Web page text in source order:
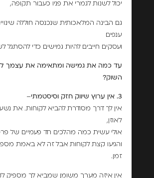
יכול לשנות לגמרי את פניו כעבור תקופה,
גם הבינה המלאכותית שנכנסה חוללה
ענפים
ועסקים חייבים להיות גמישים כדי להסתגל
עד כמה את גמישה ומתאימה את עצמך
השוק?
3. אין ערוץ שיווק חזק וסיסטמתי
–
אין לך דרך מסודרת להביא לקוחות. את
לאוזן,
אולי עשית כמה מהלכים חד פעמיים של
והגיעו קצת לקוחות אבל זה לא באמת
זמן.
אין איזה מערך משומן שמביא לך מספיק